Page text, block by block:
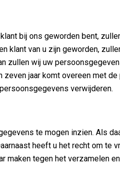
bij ons geworden bent,
klant van u zijn geworden,
zullen wij uw
jaar komt overeen met
verwijderen.
te mogen inzien. Als
heeft u het recht om
maken tegen het verzamelen